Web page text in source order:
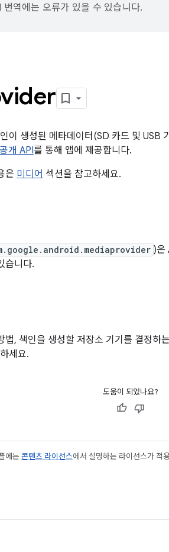
역에는 오류가 있을 수 있습니다.
이 생성된 메타데이터(SD 카드 및 USB
개 API를 통해 앱에 제공합니다.
은 미디어 섹션을 참고하세요.
)은
습니다.
법, 색인을 생성할 저장소 기기를 결정하
세요.
도움이 되었나요?
에는 콘텐츠 라이선스에서 설명하는 라이선스가